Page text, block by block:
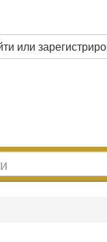
или